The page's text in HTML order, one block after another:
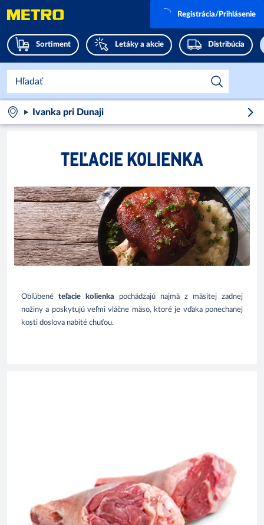
Sortiment Letáky a akcie Distribúcia
Registrácia/Prihlásenie
Ivanka pri Dunaji
TEĽACIE KOLIENKA
Ob ľúbené te ľacie kol ienka pochádzajú najmä z mäsitej zadnej
nožiny a poskytujú ve ľmi vláčne mäso, ktoré je vďaka ponechanej
kosti doslova nabité chuťou.